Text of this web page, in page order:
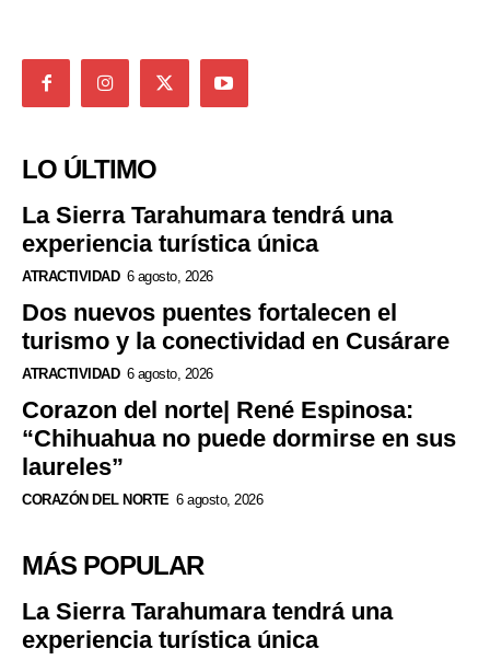
LO ÚLTIMO
La Sierra Tarahumara tendrá una
experiencia turística única
ATRACTIVIDAD 6 agosto, 2026
Dos nuevos puentes fortalecen el
turismo y la conectividad en Cusárare
ATRACTIVIDAD 6 agosto, 2026
Corazon del norte| René Espinosa:
“Chihuahua no puede dormirse en sus
laureles”
CORAZÓN DEL NORTE 6 agosto, 2026
MÁS POPULAR
La Sierra Tarahumara tendrá una
experiencia turística única